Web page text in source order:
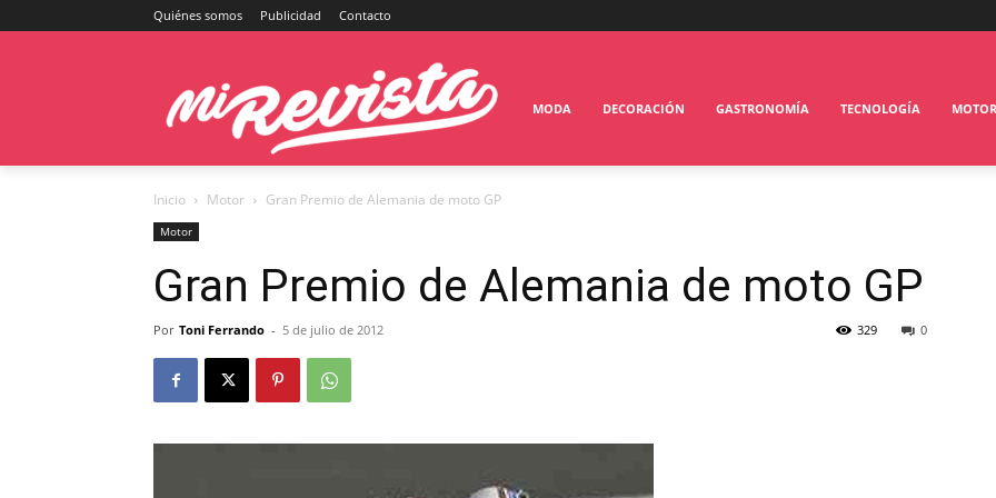
Quiénes somos Publicidad Contacto
MODA DECORACIÓN GASTRONOMÍA TECNOLOGÍA MOTOR
Inicio Motor Gran Premio de Alemania de moto GP
Motor
Gran Premio de Alemania de moto GP
Por Toni Ferrando - 5 de julio de 2012 0
329